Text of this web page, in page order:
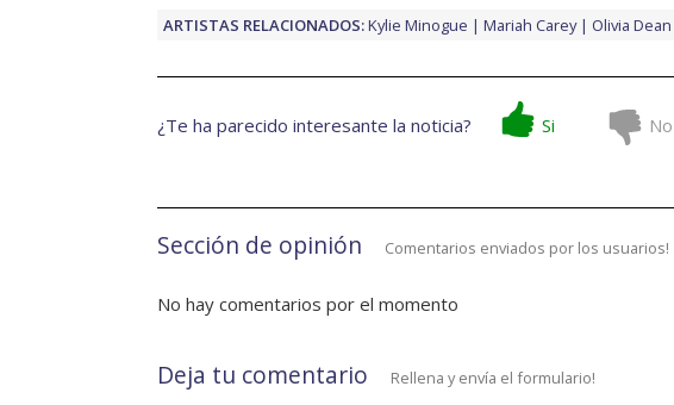
ARTISTAS RELACIONADOS:Kylie Minogue Mariah Carey Olivia Dean
¿Te ha parecido interesante la noticia? Si No
Sección de opinión Comentarios enviados por los usuarios!
No hay comentarios por el momento
Deja tu comentario Rellena y envía el formulario!